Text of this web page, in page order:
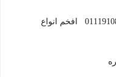
شركه تورست كار لايجار السيارات 01119108231 افخم انواع